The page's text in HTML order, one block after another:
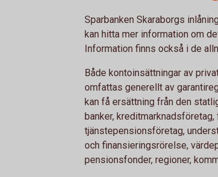
Sparbanken Skaraborgs
kan hitta mer information om
Information finns också i de
Både kontoinsättningar av
omfattas generellt av
kan få ersättning från den
banker,
tjänstepensionsföretag,
och finansieringsrörelse,
pensionsfonder, regioner,